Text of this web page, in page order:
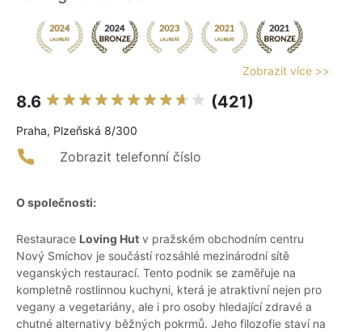
Zobrazit více >>
8.6 (421)
Praha, Plzeňská 8/300
Zobrazit telefonní číslo
O společnosti:
Restaurace Loving Hut v pražském obchodním centru
Nový Smíchov je součástí rozsáhlé mezinárodní sítě
veganských restaurací. Tento podnik se zaměřuje na
kompletně rostlinnou kuchyni, která je atraktivní nejen pro
vegany a vegetariány, ale i pro osoby hledající zdravé a
chutné alternativy běžných pokrmů. Jeho filozofie staví na